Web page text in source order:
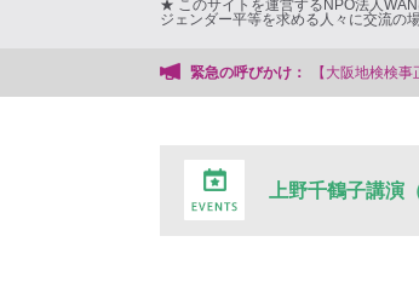
★ このサイトを運営するNPO法人
ジェンダー平等を求める人々に交流の
緊急の呼びかけ：
【大阪地検検事正による女性検事への性的暴行事件
上野千鶴子講演